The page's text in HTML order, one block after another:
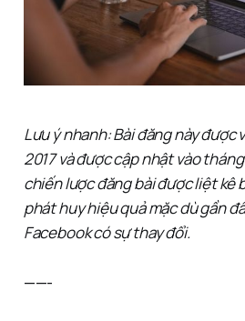
Lưu ý nhanh: Bài đăng này
2017 và được cập nhật vào
chiến lược đăng bài được liệt kê
phát huy hiệu quả mặc dù gần
Facebook có sự thay đổi.
——-